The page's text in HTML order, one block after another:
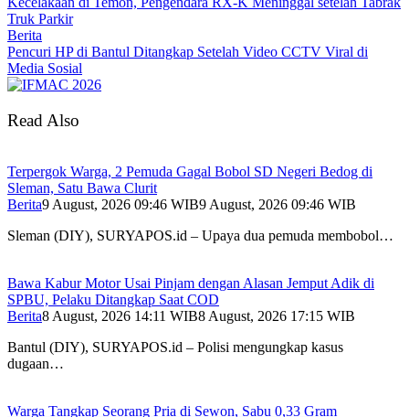
Truk Parkir
Berita
Pencuri HP di Bantul Ditangkap Setelah Video CCTV Viral di
Media Sosial
Read Also
Terpergok Warga, 2 Pemuda Gagal Bobol SD Negeri Bedog di
Sleman, Satu Bawa Clurit
Berita9 August, 2026 09:46 WIB9 August, 2026 09:46 WIB
Sleman (DIY), SURYAPOS.id – Upaya dua pemuda membobol…
Bawa Kabur Motor Usai Pinjam dengan Alasan Jemput Adik di
SPBU, Pelaku Ditangkap Saat COD
Berita8 August, 2026 14:11 WIB8 August, 2026 17:15 WIB
Bantul (DIY), SURYAPOS.id – Polisi mengungkap kasus
dugaan…
Warga Tangkap Seorang Pria di Sewon, Sabu 0,33 Gram